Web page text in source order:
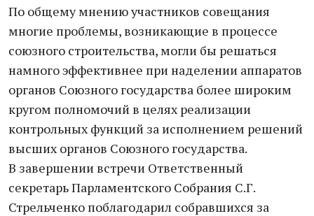
По общему мнению участников совещания
многие проблемы, возникающие в процессе
союзного строительства, могли бы решаться
намного эффективнее при наделении аппаратов
органов Союзного государства более широким
кругом полномочий в целях реализации
контрольных функций за исполнением решений
высших органов Союзного государства.
В завершении встречи Ответственный
секретарь Парламентского Собрания С.Г.
Стрельченко поблагодарил собравшихся за